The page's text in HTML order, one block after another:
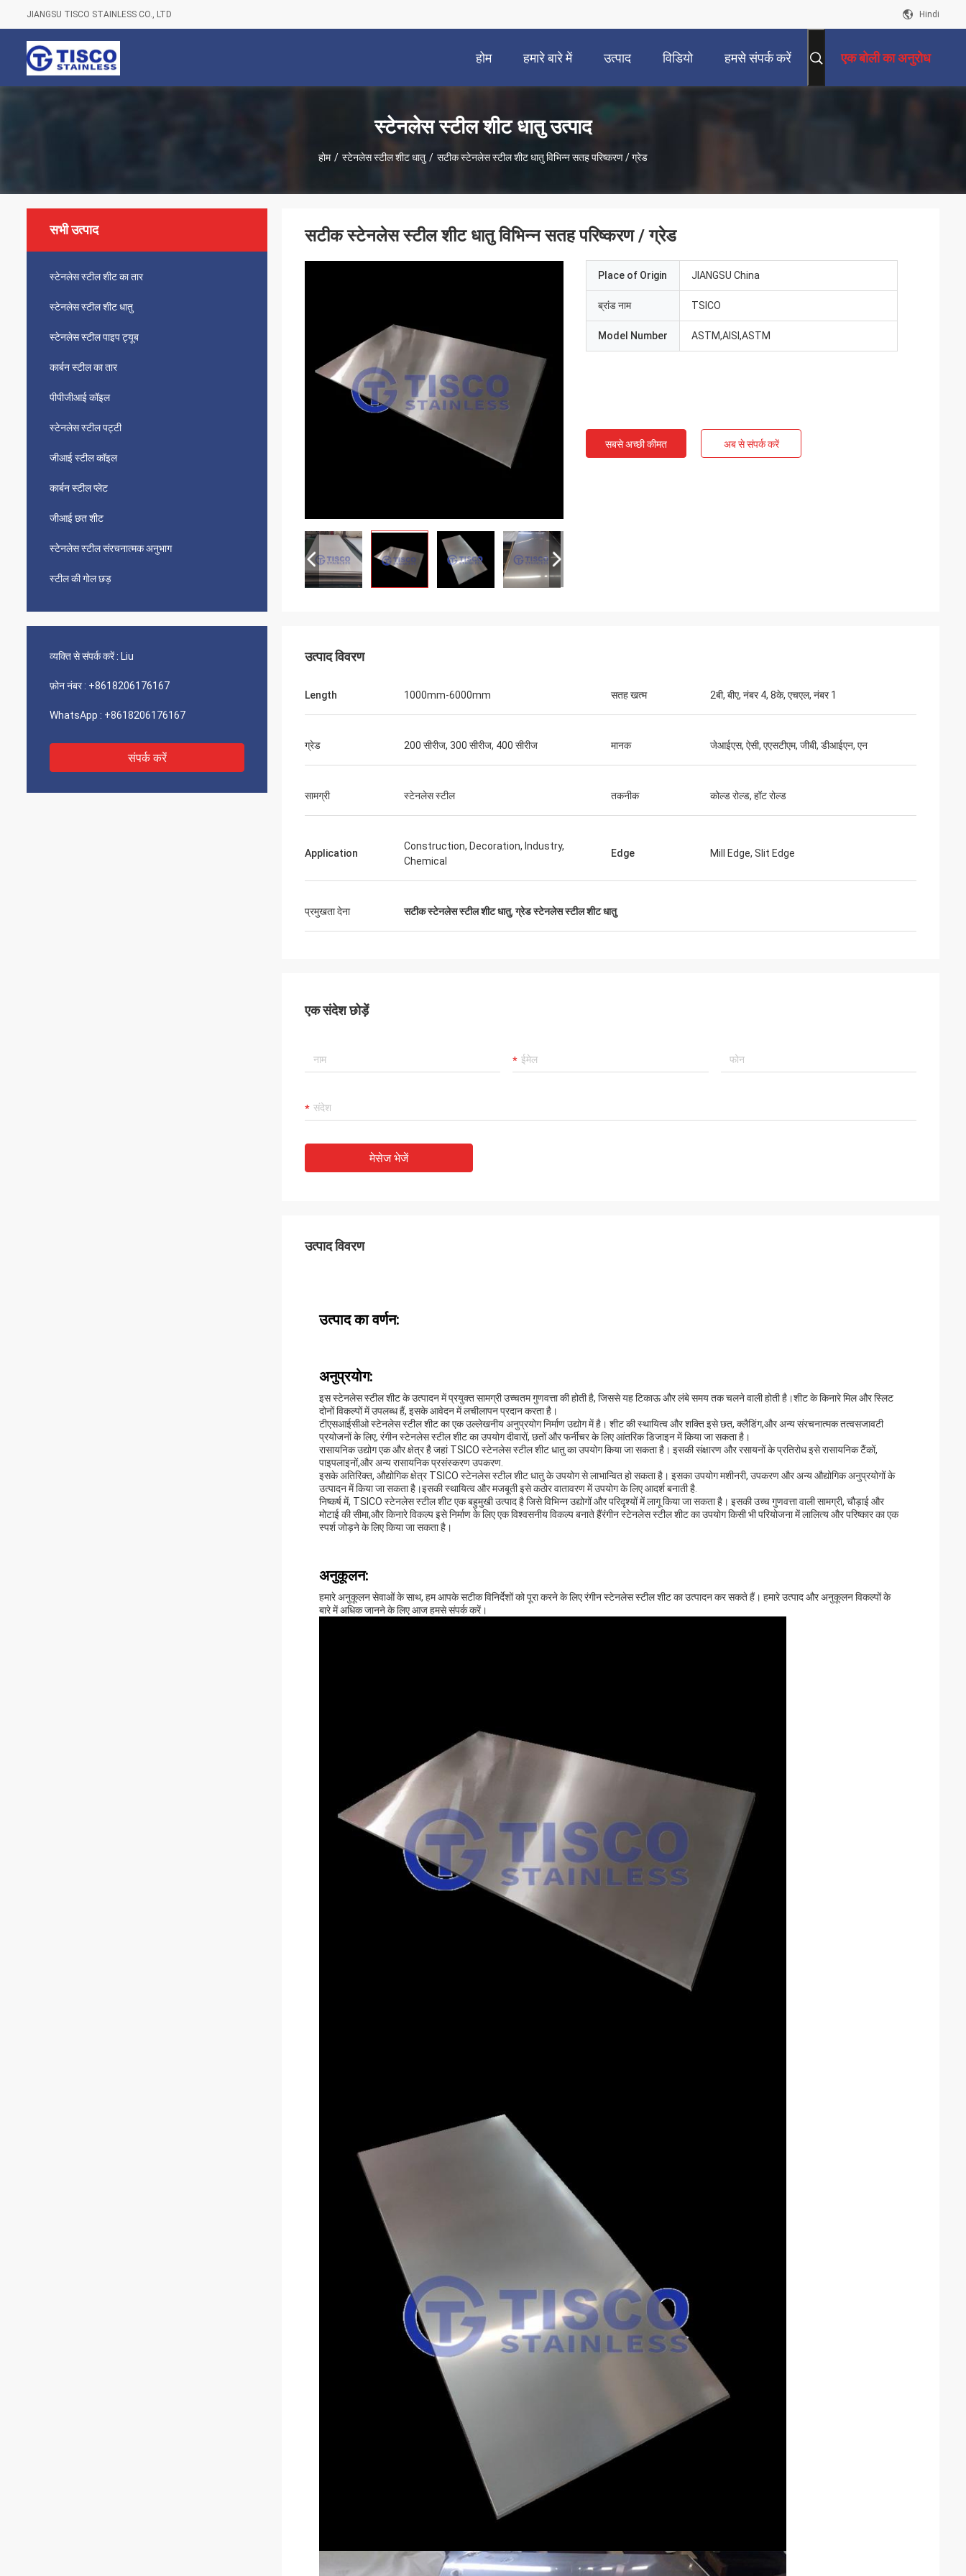
JIANGSU TISCO STAINLESS CO., LTD Hindi
होम हमारे बारे में उत्पाद विडियो हमसे संपर्क करें एक बोली का अनुरोध
स्टेनलेस स्टील शीट धातु उत्पाद
होम / स्टेनलेस स्टील शीट धातु / सटीक स्टेनलेस स्टील शीट धातु विभिन्न सतह परिष्करण / ग्रेड
सभी उत्पाद
स्टेनलेस स्टील शीट का तार
स्टेनलेस स्टील शीट धातु
स्टेनलेस स्टील पाइप ट्यूब
कार्बन स्टील का तार
पीपीजीआई कॉइल
स्टेनलेस स्टील पट्टी
जीआई स्टील कॉइल
कार्बन स्टील प्लेट
जीआई छत शीट
स्टेनलेस स्टील संरचनात्मक अनुभाग
स्टील की गोल छड़
व्यक्ति से संपर्क करें : Liu
फ़ोन नंबर : +8618206176167
WhatsApp : +8618206176167
संपर्क करें
सटीक स्टेनलेस स्टील शीट धातु विभिन्न सतह परिष्करण / ग्रेड
Place of Origin JIANGSU China
ब्रांड नाम TSICO
Model Number ASTM,AISI,ASTM
सबसे अच्छी कीमत अब से संपर्क करें
उत्पाद विवरण
Length 1000mm-6000mm सतह खत्म 2बी, बीए, नंबर 4, 8के, एचएल, नंबर 1
ग्रेड 200 सीरीज, 300 सीरीज, 400 सीरीज मानक जेआईएस, ऐसी, एएसटीएम, जीबी, डीआईएन, एन
सामग्री स्टेनलेस स्टील तकनीक कोल्ड रोल्ड, हॉट रोल्ड
Application
Construction, Decoration, Industry,
Chemical
Edge Mill Edge, Slit Edge
प्रमुखता देना सटीक स्टेनलेस स्टील शीट धातु,ग्रेड स्टेनलेस स्टील शीट धातु
एक संदेश छोड़ें
मेसेज भेजें
उत्पाद विवरण
उत्पाद का वर्णन:
अनुप्रयोग:
इस स्टेनलेस स्टील शीट के उत्पादन में प्रयुक्त सामग्री उच्चतम गुणवत्ता की होती है, जिससे यह टिकाऊ और लंबे समय तक चलने वाली होती है।शीट के किनारे मिल और स्लिट
दोनों विकल्पों में उपलब्ध हैं, इसके आवेदन में लचीलापन प्रदान करता है।
टीएसआईसीओ स्टेनलेस स्टील शीट का एक उल्लेखनीय अनुप्रयोग निर्माण उद्योग में है। शीट की स्थायित्व और शक्ति इसे छत, क्लैडिंग,और अन्य संरचनात्मक तत्वसजावटी
प्रयोजनों के लिए, रंगीन स्टेनलेस स्टील शीट का उपयोग दीवारों, छतों और फर्नीचर के लिए आंतरिक डिजाइन में किया जा सकता है।
रासायनिक उद्योग एक और क्षेत्र है जहां TSICO स्टेनलेस स्टील शीट धातु का उपयोग किया जा सकता है। इसकी संक्षारण और रसायनों के प्रतिरोध इसे रासायनिक टैंकों,
पाइपलाइनों,और अन्य रासायनिक प्रसंस्करण उपकरण.
इसके अतिरिक्त, औद्योगिक क्षेत्र TSICO स्टेनलेस स्टील शीट धातु के उपयोग से लाभान्वित हो सकता है। इसका उपयोग मशीनरी, उपकरण और अन्य औद्योगिक अनुप्रयोगों के
उत्पादन में किया जा सकता है।इसकी स्थायित्व और मजबूती इसे कठोर वातावरण में उपयोग के लिए आदर्श बनाती है.
निष्कर्ष में, TSICO स्टेनलेस स्टील शीट एक बहुमुखी उत्पाद है जिसे विभिन्न उद्योगों और परिदृश्यों में लागू किया जा सकता है। इसकी उच्च गुणवत्ता वाली सामग्री, चौड़ाई और
मोटाई की सीमा,और किनारे विकल्प इसे निर्माण के लिए एक विश्वसनीय विकल्प बनाते हैंरंगीन स्टेनलेस स्टील शीट का उपयोग किसी भी परियोजना में लालित्य और परिष्कार का एक
स्पर्श जोड़ने के लिए किया जा सकता है।
अनुकूलन:
हमारे अनुकूलन सेवाओं के साथ, हम आपके सटीक विनिर्देशों को पूरा करने के लिए रंगीन स्टेनलेस स्टील शीट का उत्पादन कर सकते हैं। हमारे उत्पाद और अनुकूलन विकल्पों के
बारे में अधिक जानने के लिए आज हमसे संपर्क करें।